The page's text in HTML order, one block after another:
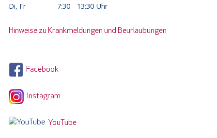
Di, Fr
7:30 - 13:30 Uhr
Hinweise zu Krankmeldungen und Beurlaubungen
Facebook
Instagram
YouTube